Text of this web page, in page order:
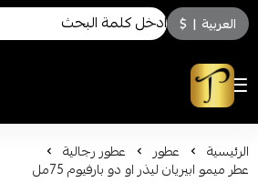
العربية |
$
توسكاني للعطور
الرئيسية عطور عطور رجالية
عطر ميمو ابيريان ليذر او دو بارفيوم 75مل